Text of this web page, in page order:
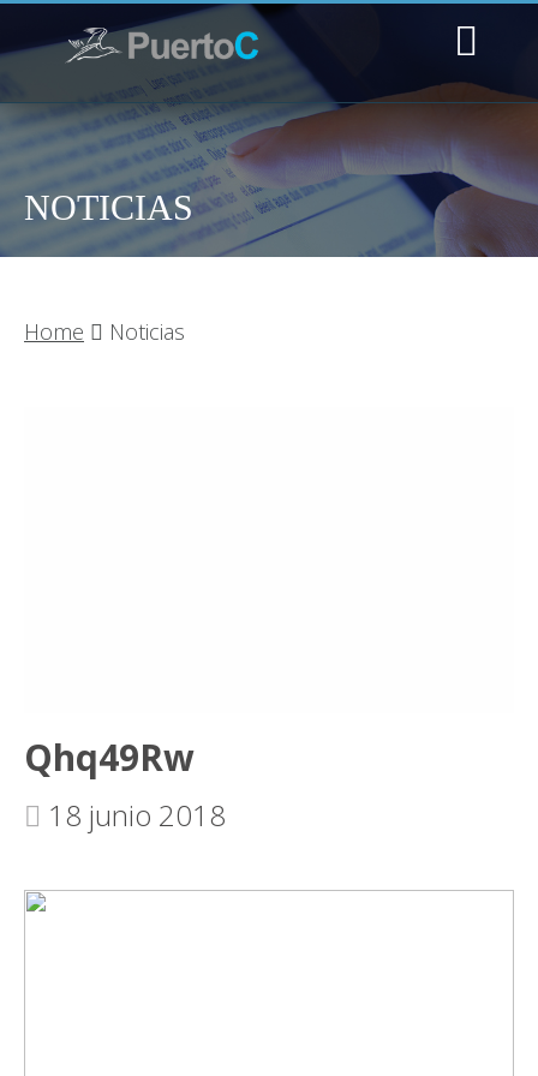
NOTICIAS
Home Noticias
Qhq49Rw
18 junio 2018